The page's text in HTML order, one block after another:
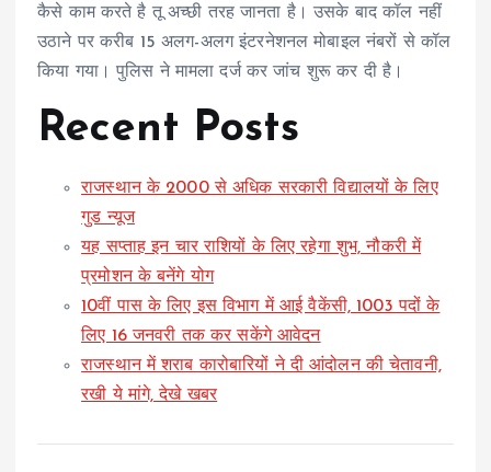
कैसे काम करते है तू अच्छी तरह जानता है। उसके बाद कॉल नहीं
उठाने पर करीब 15 अलग-अलग इंटरनेशनल मोबाइल नंबरों से कॉल
किया गया। पुलिस ने मामला दर्ज कर जांच शुरू कर दी है।
Recent Posts
राजस्थान के 2000 से अधिक सरकारी विद्यालयों के लिए
गुड न्यूज
यह सप्ताह इन चार राशियों के लिए रहेगा शुभ, नौकरी में
प्रमोशन के बनेंगे योग
10वीं पास के लिए इस विभाग में आई वैकेंसी, 1003 पदों के
लिए 16 जनवरी तक कर सकेंगे आवेदन
राजस्थान में शराब कारोबारियों ने दी आंदोलन की चेतावनी,
रखी ये मांगे, देखे खबर